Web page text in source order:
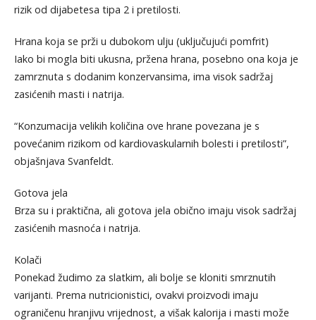
rizik od dijabetesa tipa 2 i pretilosti.
Hrana koja se prži u dubokom ulju (uključujući pomfrit)
Iako bi mogla biti ukusna, pržena hrana, posebno ona koja je
zamrznuta s dodanim konzervansima, ima visok sadržaj
zasićenih masti i natrija.
“Konzumacija velikih količina ove hrane povezana je s
povećanim rizikom od kardiovaskularnih bolesti i pretilosti”,
objašnjava Svanfeldt.
Gotova jela
Brza su i praktična, ali gotova jela obično imaju visok sadržaj
zasićenih masnoća i natrija.
Kolači
Ponekad žudimo za slatkim, ali bolje se kloniti smrznutih
varijanti. Prema nutricionistici, ovakvi proizvodi imaju
ograničenu hranjivu vrijednost, a višak kalorija i masti može